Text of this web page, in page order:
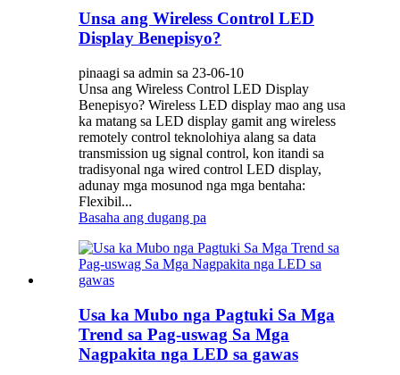
Unsa ang Wireless Control LED
Display Benepisyo?
pinaagi sa admin sa 23-06-10
Unsa ang Wireless Control LED Display
Benepisyo? Wireless LED display mao ang usa
ka matang sa LED display gamit ang wireless
remotely control teknolohiya alang sa data
transmission ug signal control, kon itandi sa
tradisyonal nga wired control LED display,
adunay mga mosunod nga mga bentaha:
Flexibil...
Basaha ang dugang pa
Usa ka Mubo nga Pagtuki Sa Mga
Trend sa Pag-uswag Sa Mga
Nagpakita nga LED sa gawas